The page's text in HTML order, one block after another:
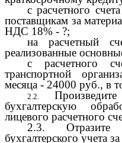
с расчетного
поставщикам за
НДС 18% - ?;
на расчетный
реализованные
с расчетного
транспортной
месяца - 24000 руб., в
бухгалтерскую
лицевого расчетного
2.3.
бухгалтерского